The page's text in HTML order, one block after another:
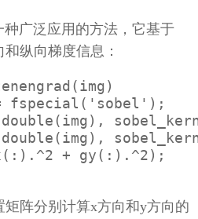
种广泛应用的方法，它基于
纵向梯度信息：
fspecial('sobel');
+ gy(:).^2);
矩阵分别计算x方向和y方向的